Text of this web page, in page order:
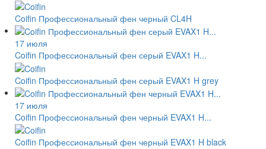
Coifin Профессиональный фен черный CL4H
17 июля
Coifin Профессиональный фен серый EVAX1 H...
Coifin Профессиональный фен серый EVAX1 H grey
17 июля
Coifin Профессиональный фен черный EVAX1 H...
Coifin Профессиональный фен черный EVAX1 H black